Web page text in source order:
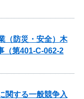
（防災・安全）木
（第401-C-062-2
関する一般競争入